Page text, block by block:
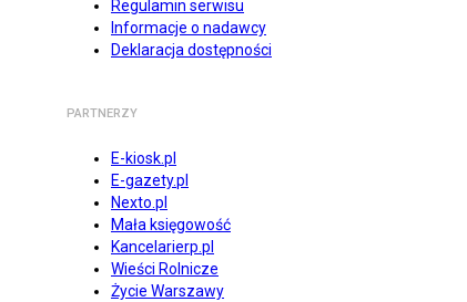
Regulamin serwisu
Informacje o nadawcy
Deklaracja dostępności
PARTNERZY
E-kiosk.pl
E-gazety.pl
Nexto.pl
Mała księgowość
Kancelarierp.pl
Wieści Rolnicze
Życie Warszawy